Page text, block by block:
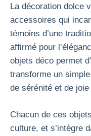
La décoration dolce
accessoires qui
témoins d’une
affirmé pour
objets déco permet
transforme un
de sérénité et de
Chacun de ces
culture, et s’intègre